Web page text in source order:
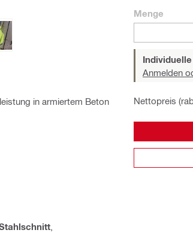
in armiertem Beton
Menge
Anmelden
Nettopreis